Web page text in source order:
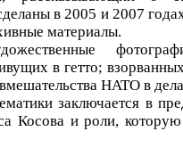
в 2005 и 2007
материалы.
в гетто;
НАТО в
заключается в
Косова и роли,